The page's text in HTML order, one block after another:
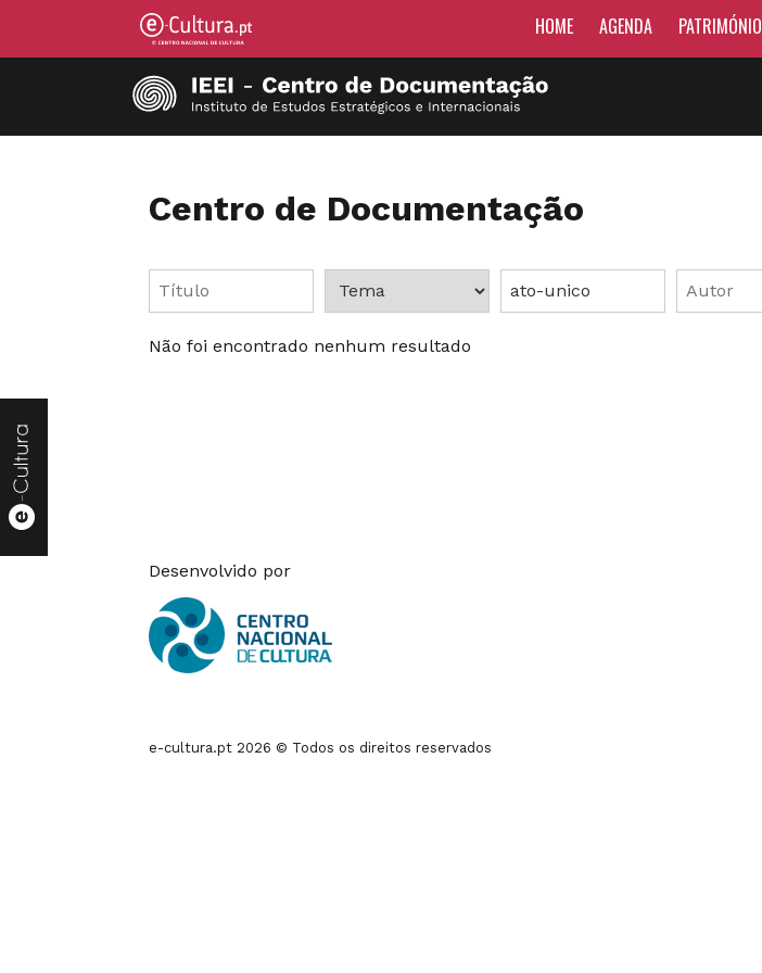
HOME AGENDA PATRIMÓNIO
Centro de Documentação
Não foi encontrado nenhum resultado
Desenvolvido por
e-cultura.pt 2026 © Todos os direitos reservados